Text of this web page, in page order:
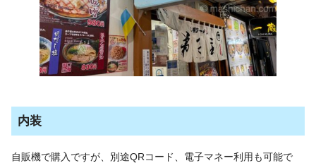
内装
自販機で購入ですが、別途QRコード、電子マネー利用も可能で